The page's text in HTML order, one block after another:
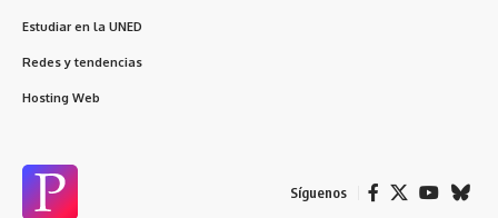
Estudiar en la UNED
Redes y tendencias
Hosting Web
Síguenos